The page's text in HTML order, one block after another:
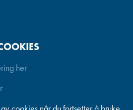
her